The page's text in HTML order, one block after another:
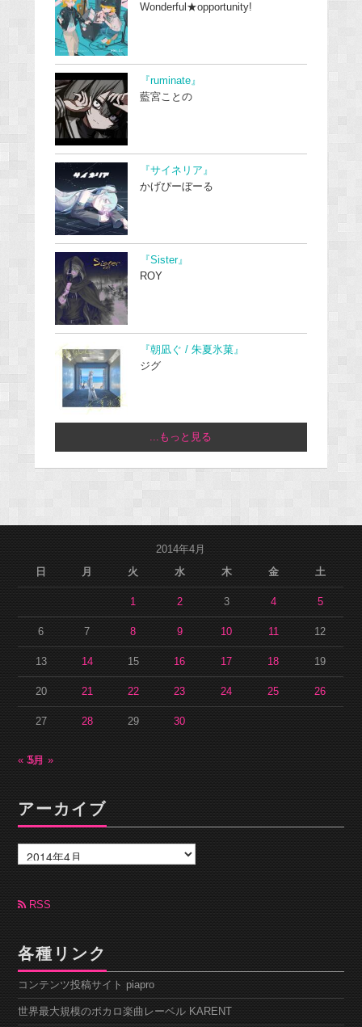
Wonderful★opportunity!
『ruminate』
藍宮ことの
『サイネリア』
かげぴーぼーる
『Sister』
ROY
『朝凪ぐ / 朱夏氷菓』
ジグ
...もっと見る
2014年4月
日
月 火 水 木 金 土
1 2 3 4 5
6 7 8 9 10 11 12
13 14 15 16 17 18 19
20 21 22 23 24 25 26
27 28 29 30
« 3月5月 »
アーカイブ
ー
カ
ブ RSS
各種リンク
コンテンツ投稿サイト piapro
世界最大規模のボカロ楽曲レーベル KARENT